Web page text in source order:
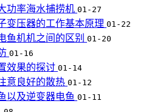
功率海水捕捞机 01-27
变压器的工作基本原理 01-22
鱼机机之间的区别 01-20
01-16
效果的探讨 01-14
意良好的散热 01-12
以及逆变器电鱼 01-11